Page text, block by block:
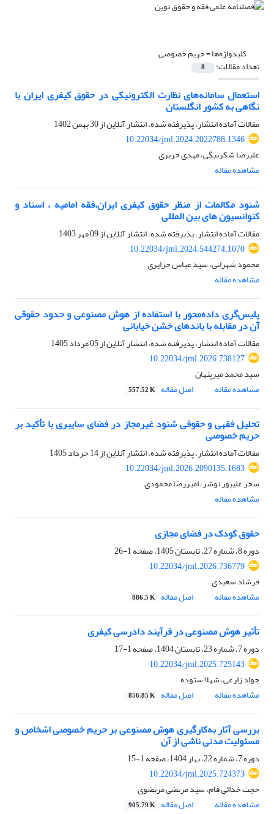
کلیدواژه‌ها =حریم خصوصی
تعداد مقالات: 8
استعمال سامانه‌های نظارت الکترونیکی در حقوق کیفری ایران با
نگاهی به کشور انگلستان
مقالات آماده انتشار، پذیرفته شده، انتشار آنلاین از30 بهمن 1402
10.22034/jml.2024.2022788.1346
علیرضا شکربیگی، مهدی حریری
مشاهده مقاله
شنود مکالمات از منظر حقوق کیفری ایران،فقه امامیه ، اسناد و
کنوانسیون های بین المللی
مقالات آماده انتشار، پذیرفته شده، انتشار آنلاین از09 مهر 1403
10.22034/jml.2024.544274.1070
محمود شهرانی، سید عباس جزایری
مشاهده مقاله
پلیس‌گری داده‌محور با استفاده از هوش مصنوعی و حدود حقوقی
آن در مقابله با باندهای خشن خیابانی
مقالات آماده انتشار، پذیرفته شده، انتشار آنلاین از05 مرداد 1405
10.22034/jml.2026.738127
سید محمد میرپنهان
مشاهده مقاله
اصل مقاله 557.52 K
تحلیل فقهی و حقوقی شنود غیرمجاز در فضای سایبری با تأکید بر
حریم خصوصی
مقالات آماده انتشار، پذیرفته شده، انتشار آنلاین از14 خرداد 1405
10.22034/jml.2026.2090135.1683
سحر علیپور نوشر، امیررضا محمودی
مشاهده مقاله
حقوق کودک در فضای مجازی
دوره 8، شماره 27، تابستان 1405، صفحه
1-26
10.22034/jml.2026.736779
فرشاد سعیدی
مشاهده مقاله
اصل مقاله 886.5 K
تأثیر هوش مصنوعی در فرآیند دادرسی کیفری
دوره 7، شماره 23، تابستان 1404، صفحه
1-17
10.22034/jml.2025.725143
جواد زارعی، شهلا ستوده
مشاهده مقاله
اصل مقاله 856.85 K
بررسی آثار به‌کارگیری هوش مصنوعی بر حریم خصوصی اشخاص و
مسئولیت مدنی ناشی از آن
دوره 7، شماره 22، بهار 1404، صفحه
1-15
10.22034/jml.2025.724373
حجت خدائی فام، سید مرتضی مرتضوی
مشاهده مقاله
اصل مقاله 905.79 K